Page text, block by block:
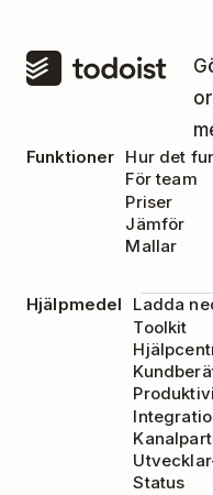
Funktioner Hur det
För team
Priser
Jämför
Mallar
Hjälpmedel
Ladda
Toolkit
Status